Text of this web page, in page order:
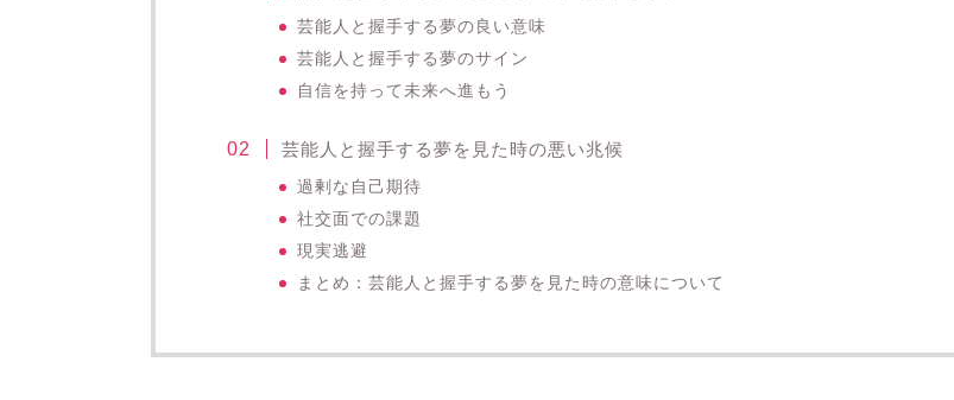
芸能人と握手する夢の良い意味
芸能人と握手する夢のサイン
自信を持って未来へ進もう
芸能人と握手する夢を見た時の悪い兆候
過剰な自己期待
社交面での課題
現実逃避
まとめ：芸能人と握手する夢を見た時の意味について